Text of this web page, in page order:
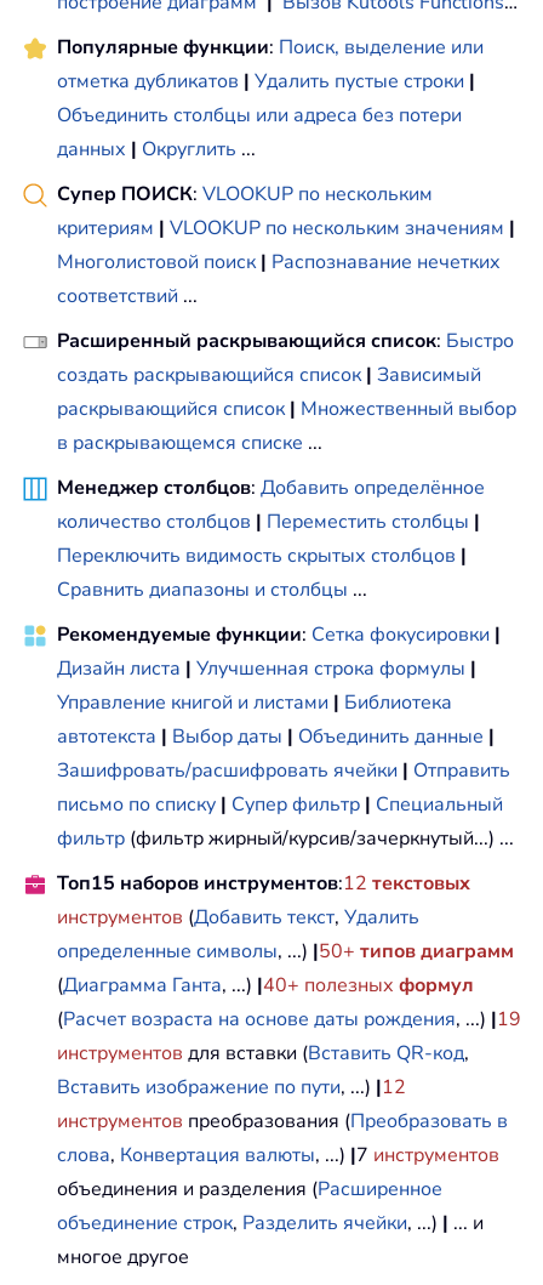
Популярные функции: Поиск, выделение или
отметка дубликатов | Удалить пустые строки |
Объединить столбцы или адреса без потери
данных | Округлить ...
Супер ПОИСК: VLOOKUP по нескольким
критериям | VLOOKUP по нескольким значениям |
Многолистовой поиск | Распознавание нечетких
соответствий ...
Расширенный раскрывающийся список: Быстро
создать раскрывающийся список | Зависимый
раскрывающийся список | Множественный выбор
в раскрывающемся списке ...
Менеджер столбцов: Добавить определённое
количество столбцов | Переместить столбцы |
Переключить видимость скрытых столбцов |
Сравнить диапазоны и столбцы ...
Рекомендуемые функции: Сетка фокусировки |
Дизайн листа | Улучшенная строка формулы |
Управление книгой и листами | Библиотека
автотекста | Выбор даты | Объединить данные |
Зашифровать/расшифровать ячейки | Отправить
письмо по списку | Супер фильтр | Специальный
фильтр (фильтр жирный/курсив/зачеркнутый...) ...
Топ15 наборов инструментов:12 текстовых
инструментов (Добавить текст, Удалить
определенные символы, ...) |50+ типов диаграмм
(Диаграмма Ганта, ...) |40+ полезных формул
(Расчет возраста на основе даты рождения, ...) |19
инструментов для вставки (Вставить QR-код,
Вставить изображение по пути, ...) |12
инструментов преобразования (Преобразовать в
слова, Конвертация валюты, ...) |7 инструментов
объединения и разделения (Расширенное
объединение строк, Разделить ячейки, ...) | ... и
многое другое